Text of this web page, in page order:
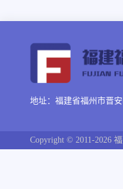
地址：福建省福州市晋
Copyright © 2011-2026